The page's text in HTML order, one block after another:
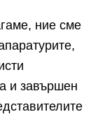
ние сме
и завършен